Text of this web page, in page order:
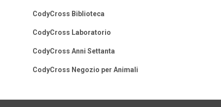
CodyCross Biblioteca
CodyCross Laboratorio
CodyCross Anni Settanta
CodyCross Negozio per Animali